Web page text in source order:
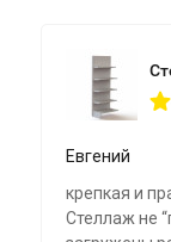
Евгений
крепкая и
Стеллаж не